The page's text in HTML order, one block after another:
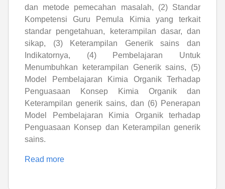
dan metode pemecahan masalah, (2) Standar
Kompetensi Guru Pemula Kimia yang terkait
standar pengetahuan, keterampilan dasar, dan
sikap, (3) Keterampilan Generik sains dan
Indikatornya, (4) Pembelajaran Untuk
Menumbuhkan keterampilan Generik sains, (5)
Model Pembelajaran Kimia Organik Terhadap
Penguasaan Konsep Kimia Organik dan
Keterampilan generik sains, dan (6) Penerapan
Model Pembelajaran Kimia Organik terhadap
Penguasaan Konsep dan Keterampilan generik
sains.
Read more